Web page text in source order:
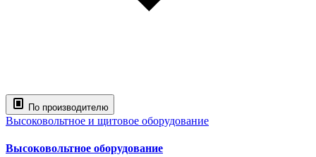
По производителю
Высоковольтное и щитовое оборудование
Высоковольтное оборудование